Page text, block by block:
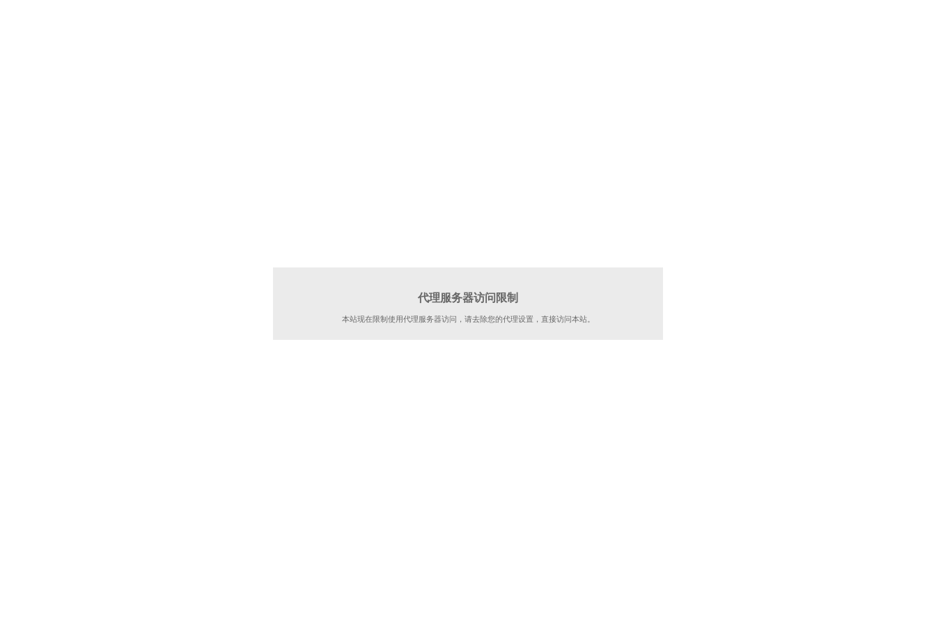
代理服务器访问限制
本站现在限制使用代理服务器访问，请去除您的代理设置，直接访问本站。